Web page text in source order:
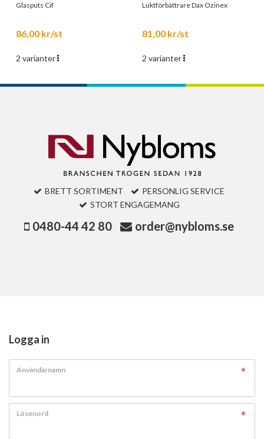
Glasputs Cif
86,00 kr/st
2 varianter
Luktförbättrare Dax Ozinex
81,00 kr/st
2 varianter
BRETT SORTIMENT
PERSONLIG SERVICE
STORT ENGAGEMANG
0480-44 42 80 order@nybloms.se
Logga in
Användarnamn
Lösenord